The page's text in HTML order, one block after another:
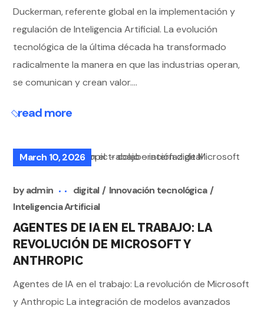
Duckerman, referente global en la implementación y
regulación de Inteligencia Artificial. La evolución
tecnológica de la última década ha transformado
radicalmente la manera en que las industrias operan,
se comunican y crean valor....
read more
March 10, 2026
byadmin digital
Innovación tecnológica
Inteligencia Artificial
AGENTES DE IA EN EL TRABAJO: LA
REVOLUCIÓN DE MICROSOFT Y
ANTHROPIC
Agentes de IA en el trabajo: La revolución de Microsoft
y Anthropic La integración de modelos avanzados